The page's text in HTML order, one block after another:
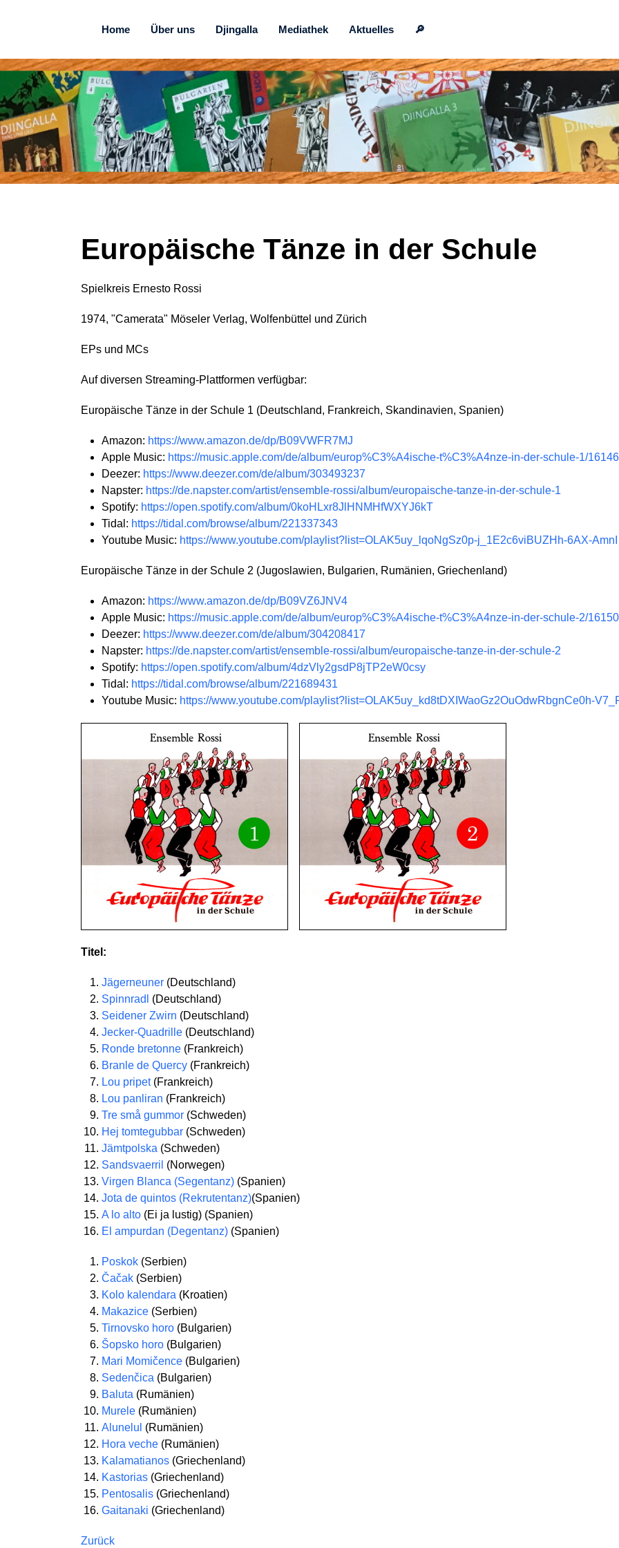
Home Über uns Djingalla Mediathek Aktuelles 🔎
Europäische Tänze in der Schule
Spielkreis Ernesto Rossi
1974, "Camerata" Möseler Verlag, Wolfenbüttel und Zürich
EPs und MCs
Auf diversen Streaming-Plattformen verfügbar:
Europäische Tänze in der Schule 1 (Deutschland, Frankreich, Skandinavien, Spanien)
Amazon: https://www.amazon.de/dp/B09VWFR7MJ
Apple Music: https://music.apple.com/de/album/europ%C3%A4ische-t%C3%A4nze-in-der-schule-1/
Deezer: https://www.deezer.com/de/album/303493237
Napster: https://de.napster.com/artist/ensemble-rossi/album/europaische-tanze-in-der-schule-1
Spotify: https://open.spotify.com/album/0koHLxr8JlHNMHfWXYJ6kT
Tidal: https://tidal.com/browse/album/221337343
Youtube Music: https://www.youtube.com/playlist?list=OLAK5uy_lqoNgSz0p-j_1E2c6viBUZHh-6AX-AmnI
Europäische Tänze in der Schule 2 (Jugoslawien, Bulgarien, Rumänien, Griechenland)
Amazon: https://www.amazon.de/dp/B09VZ6JNV4
Apple Music: https://music.apple.com/de/album/europ%C3%A4ische-t%C3%A4nze-in-der-schule-2/
Deezer: https://www.deezer.com/de/album/304208417
Napster: https://de.napster.com/artist/ensemble-rossi/album/europaische-tanze-in-der-schule-2
Spotify: https://open.spotify.com/album/4dzVly2gsdP8jTP2eW0csy
Tidal: https://tidal.com/browse/album/221689431
Youtube Music: https://www.youtube.com/playlist?list=OLAK5uy_kd8tDXIWaoGz2OuOdwRbgnCe0h-
Titel:
Jägerneuner (Deutschland)
Spinnradl
(Deutschland)
Seidener Zwirn (Deutschland)
Jecker-Quadrille (Deutschland)
Ronde bretonne (Frankreich)
Branle de Quercy (Frankreich)
Lou pripet(Frankreich)
Lou panliran (Frankreich)
Tre små gummor (Schweden)
Hej tomtegubbar (Schweden)
Jämtpolska (Schweden)
Sandsvaerril (Norwegen)
Virgen Blanca (Segentanz) (Spanien)
Jota de quintos (Rekrutentanz)(Spanien)
A lo alto (Ei ja lustig) (Spanien)
El ampurdan (Degentanz) (Spanien)
Poskok (Serbien)
Čačak (Serbien)
Kolo kalendara (Kroatien)
Makazice (Serbien)
Tirnovsko horo (Bulgarien)
Šopsko horo (Bulgarien)
Mari Momičence (Bulgarien)
Sedenčica (Bulgarien)
Baluta (Rumänien)
Murele (Rumänien)
Alunelul (Rumänien)
Hora veche (Rumänien)
Kalamatianos (Griechenland)
Kastorias (Griechenland)
Pentosalis (Griechenland)
Gaitanaki (Griechenland)
Zurück